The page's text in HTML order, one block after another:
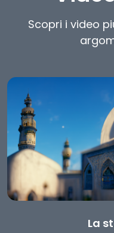
Scopri i video
La